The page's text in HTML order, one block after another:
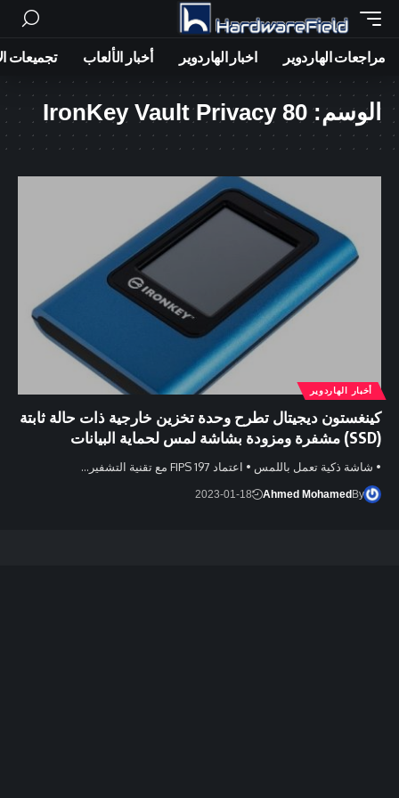
مراجعات الهاردوير اخبار الهاردوير أخبار الألعاب تجميعات
الوسم: IronKey Vault Privacy 80
أخبار الهاردوير
كينغستون ديجيتال تطرح وحدة تخزين خارجية ذات حالة ثابتة
(SSD) مشفرة ومزودة بشاشة لمس لحماية البيانات
• شاشة ذكية تعمل باللمس • اعتماد FIPS 197 مع تقنية التشفير…
By
Ahmed Mohamed
2023-01-18